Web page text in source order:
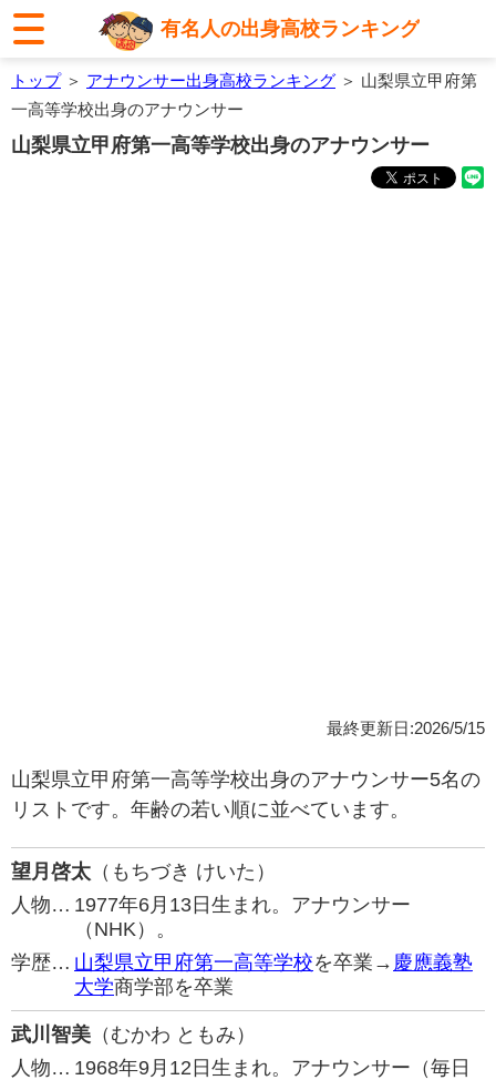
有名人の出身高校ランキング
トップ＞ アナウンサー出身高校ランキング ＞ 山梨県立甲府第
一高等学校出身のアナウンサー
山梨県立甲府第一高等学校出身のアナウンサー
最終更新日:2026/5/15
山梨県立甲府第一高等学校出身のアナウンサー5名の
リストです。年齢の若い順に並べています。
望月啓太 （もちづき けいた）
人物… 1977年6月13日生まれ。アナウンサー
（NHK）。
学歴… 山梨県立甲府第一高等学校を卒業→ 慶應義塾
大学商学部を卒業
武川智美 （むかわ ともみ）
人物… 1968年9月12日生まれ。アナウンサー（毎日